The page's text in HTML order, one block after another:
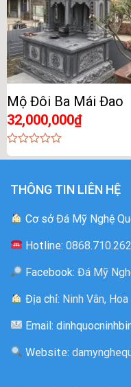
Mộ Đôi Ba Mái Đao
32,000,000₫
0
5THÔNG TIN LIÊN HỆ
Cơ sở Đá Mỹ Nghệ
Hotline:0868.710.262
Facebook: Đá Mỹ
Địa chỉ: Ninh Vân,
Email:
Website: